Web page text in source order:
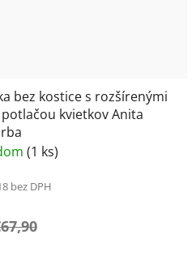
bez kostice s rozšírenými
kvietkov Anita
(1 ks)
bez DPH